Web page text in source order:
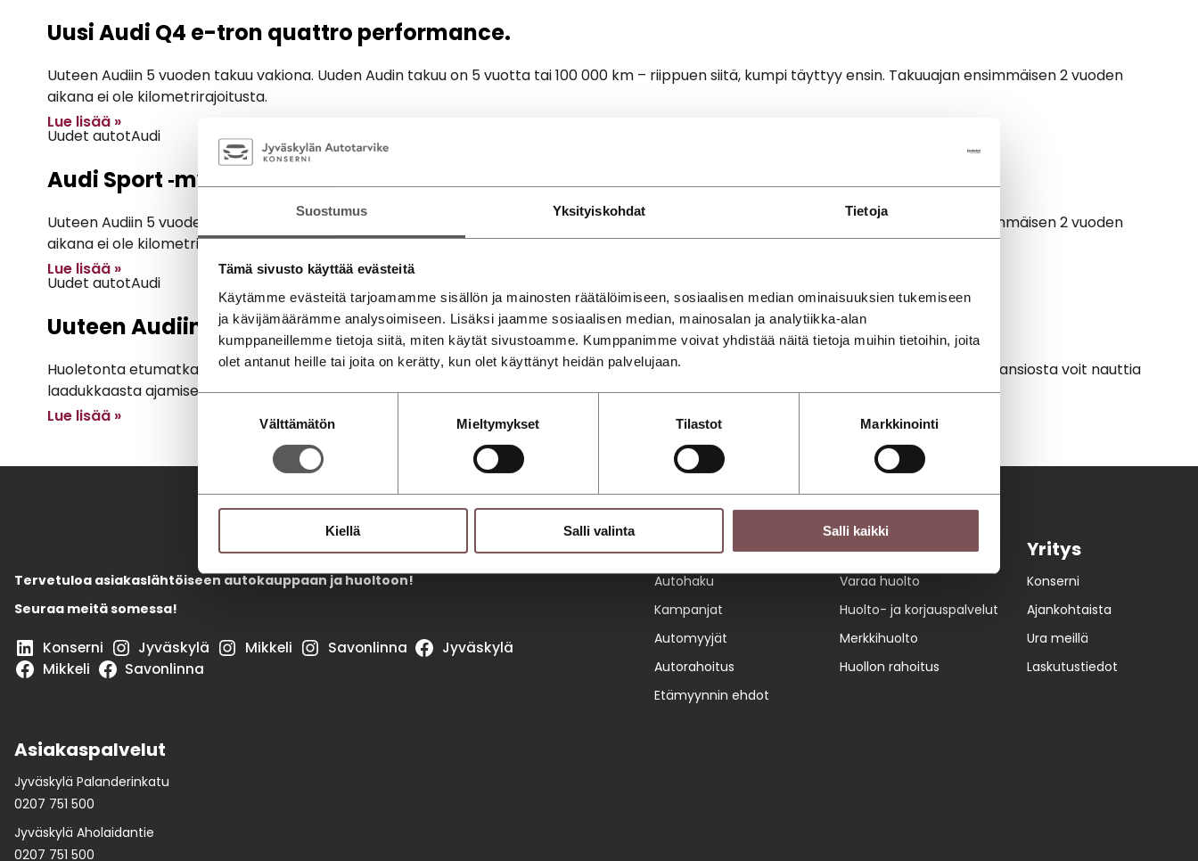
Suostumus Yksityiskohdat Tietoja
Tämä sivusto käyttää evästeitä
Käytämme evästeitä tarjoamamme sisällön ja mainosten räätälöimiseen, sosiaalisen median ominaisuuksien tukemiseen
ja kävijämäärämme analysoimiseen. Lisäksi jaamme sosiaalisen median, mainosalan ja analytiikka-alan
kumppaneillemme tietoja siitä, miten käytät sivustoamme. Kumppanimme voivat yhdistää näitä tietoja muihin tietoihin, joita
olet antanut heille tai joita on kerätty, kun olet käyttänyt heidän palvelujaan.
Välttämätön Mieltymykset Tilastot Markkinointi
Kiellä Salli valinta Salli kaikki
Uusi Audi Q4 e-tron quattro performance.
Uuteen Audiin 5 vuoden takuu vakiona. Uuden Audin takuu on 5 vuotta tai 100 000 km – riippuen siitä, kumpi täyttyy ensin. Takuuajan ensimmäisen 2 vuoden
aikana ei ole kilometrirajoitusta.
Lue lisää »
Uudet autotAudi
Audi Sport ‑myynti nyt Jyväskylässä
Uuteen Audiin 5 vuoden takuu vakiona. Uuden Audin takuu on 5 vuotta tai 100 000 km – riippuen siitä, kumpi täyttyy ensin. Takuuajan ensimmäisen 2 vuoden
aikana ei ole kilometrirajoitusta.
Lue lisää »
Uudet autotAudi
Uuteen Audiin nyt 5 vuoden takuu vakiona
Huoletonta etumatkaa. Myönnämme uuteen Audiin nyt 5 vuoden / 100 000 kilometrin takuun vakiona. Audin kattavan takuujärjestelmän ansiosta voit nauttia
laadukkaasta ajamisesta ja huolettomista ki...
Lue lisää »
Tervetuloa asiakaslähtöiseen autokauppaan ja huoltoon!
Seuraa meitä somessa!
Konserni Jyväskylä Mikkeli Savonlinna
Jyväskylä
Mikkeli
Savonlinna
Automyynti
Autohaku
Kampanjat
Automyyjät
Autorahoitus
Etämyynnin ehdot
Huolto
Varaa huolto
Huolto- ja korjauspalvelut
Merkkihuolto
Huollon rahoitus
Yritys
Konserni
Ajankohtaista
Ura meillä
Laskutustiedot
Asiakaspalvelut
Jyväskylä Palanderinkatu
0207 751 500
Jyväskylä Aholaidantie
0207 751 500